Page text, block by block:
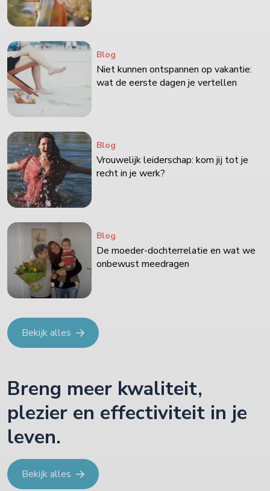
Blog
Niet kunnen ontspannen op vakantie:
wat de eerste dagen je vertellen
Blog
Vrouwelijk leiderschap: kom jij tot je
recht in je werk?
Blog
De moeder-dochterrelatie en wat we
onbewust meedragen
Bekijk alles
Breng meer kwaliteit,
plezier en effectiviteit in je
leven.
Bekijk alles